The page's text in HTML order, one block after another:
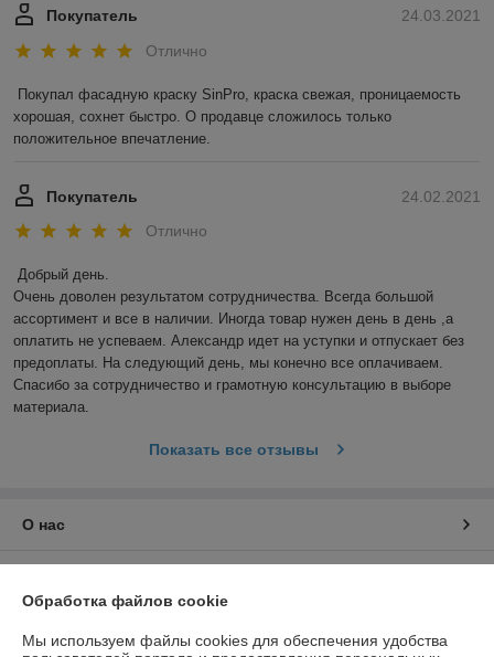
24.03.2021
Покупатель
Отлично
Покупал фасадную краску SinPro, краска свежая, проницаемость
хорошая, сохнет быстро. О продавце сложилось только
положительное впечатление.
24.02.2021
Покупатель
Отлично
Добрый день.
Очень доволен результатом сотрудничества. Всегда большой
ассортимент и все в наличии. Иногда товар нужен день в день ,а
оплатить не успеваем. Александр идет на уступки и отпускает без
предоплаты. На следующий день, мы конечно все оплачиваем.
Спасибо за сотрудничество и грамотную консультацию в выборе
материала.
Показать все отзывы
О нас
Обработка файлов cookie
Мы используем файлы cookies для обеспечения удобства